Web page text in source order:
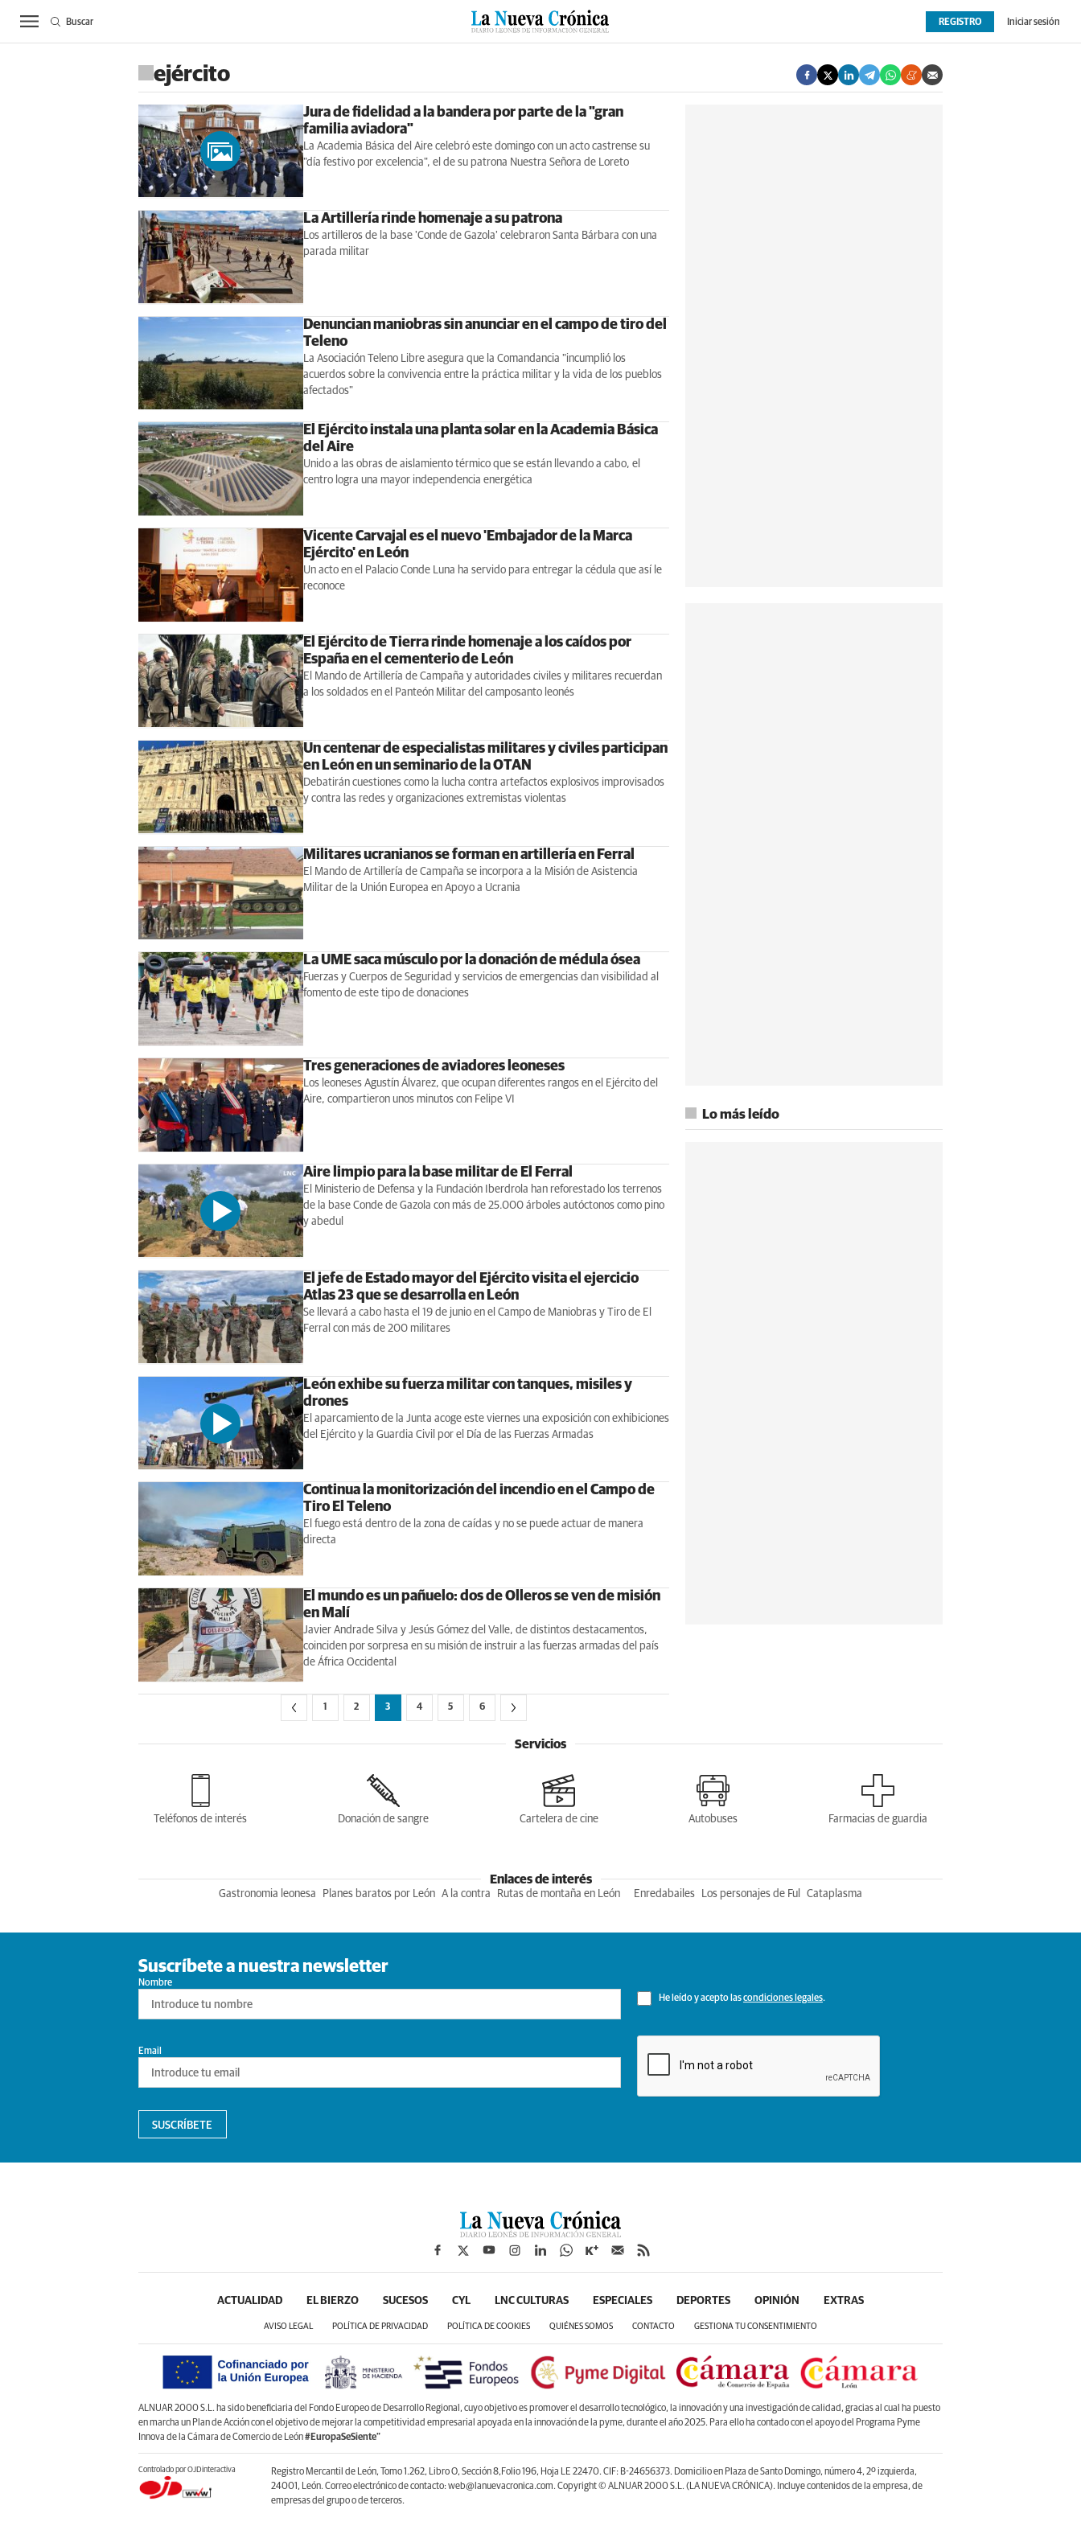
ACTUALIDAD BIERZO SUCESOS CULTURAS ESPECIALES DEPORTES OPINIÓN EXTRAS
REGISTRO Iniciar sesión
Buscar
ejército
Jura de fidelidad a la bandera por parte de la "gran
familia aviadora"
La Academia Básica del Aire celebró este domingo con un acto castrense su
"día festivo por excelencia", el de su patrona Nuestra Señora de Loreto
La Artillería rinde homenaje a su patrona
Los artilleros de la base 'Conde de Gazola' celebraron Santa Bárbara con una
parada militar
Denuncian maniobras sin anunciar en el campo de tiro del
Teleno
La Asociación Teleno Libre asegura que la Comandancia "incumplió los
acuerdos sobre la convivencia entre la práctica militar y la vida de los pueblos
afectados"
El Ejército instala una planta solar en la Academia Básica
del Aire
Unido a las obras de aislamiento térmico que se están llevando a cabo, el
centro logra una mayor independencia energética
Vicente Carvajal es el nuevo 'Embajador de la Marca
Ejército' en León
Un acto en el Palacio Conde Luna ha servido para entregar la cédula que así le
reconoce
El Ejército de Tierra rinde homenaje a los caídos por
España en el cementerio de León
El Mando de Artillería de Campaña y autoridades civiles y militares recuerdan
a los soldados en el Panteón Militar del camposanto leonés
Un centenar de especialistas militares y civiles participan
en León en un seminario de la OTAN
Debatirán cuestiones como la lucha contra artefactos explosivos improvisados
y contra las redes y organizaciones extremistas violentas
Militares ucranianos se forman en artillería en Ferral
El Mando de Artillería de Campaña se incorpora a la Misión de Asistencia
Militar de la Unión Europea en Apoyo a Ucrania
La UME saca músculo por la donación de médula ósea
Fuerzas y Cuerpos de Seguridad y servicios de emergencias dan visibilidad al
fomento de este tipo de donaciones
Tres generaciones de aviadores leoneses
Los leoneses Agustín Álvarez, que ocupan diferentes rangos en el Ejército del
Aire, compartieron unos minutos con Felipe VI
Aire limpio para la base militar de El Ferral
El Ministerio de Defensa y la Fundación Iberdrola han reforestado los terrenos
de la base Conde de Gazola con más de 25.000 árboles autóctonos como pino
y abedul
El jefe de Estado mayor del Ejército visita el ejercicio
Atlas 23 que se desarrolla en León
Se llevará a cabo hasta el 19 de junio en el Campo de Maniobras y Tiro de El
Ferral con más de 200 militares
León exhibe su fuerza militar con tanques, misiles y
drones
El aparcamiento de la Junta acoge este viernes una exposición con exhibiciones
del Ejército y la Guardia Civil por el Día de las Fuerzas Armadas
Continua la monitorización del incendio en el Campo de
Tiro El Teleno
El fuego está dentro de la zona de caídas y no se puede actuar de manera
directa
El mundo es un pañuelo: dos de Olleros se ven de misión
en Malí
Javier Andrade Silva y Jesús Gómez del Valle, de distintos destacamentos,
coinciden por sorpresa en su misión de instruir a las fuerzas armadas del país
de África Occidental
1 2 3 4 5 6
Lo más leído
Servicios
Teléfonos de interés Donación de sangre Cartelera de cine Autobuses Farmacias de guardia
Enlaces de interés
Gastronomia leonesa Planes baratos por León A la contra Rutas de montaña en León Enredabailes Los personajes de Ful Cataplasma
Suscríbete a nuestra newsletter
Nombre
He leído y acepto lascondiciones legales.
Email
SUSCRÍBETE
ACTUALIDAD EL BIERZO SUCESOS CYL LNC CULTURAS ESPECIALES DEPORTES OPINIÓN EXTRAS
AVISO LEGAL POLÍTICA DE PRIVACIDAD POLÍTICA DE COOKIES QUIÉNES SOMOS CONTACTO GESTIONA TU CONSENTIMIENTO
ALNUAR 2000 S.L. ha sido beneficiaria del Fondo Europeo de Desarrollo Regional, cuyo objetivo es promover el desarrollo tecnológico, la innovación y una investigación de calidad, gracias al cual ha puesto
en marcha un Plan de Acción con el objetivo de mejorar la competitividad empresarial apoyada en la innovación de la pyme, durante el año 2025. Para ello ha contado con el apoyo del Programa Pyme
Innova de la Cámara de Comercio de León#EuropaSeSiente”
Controlado por OJDinteractiva
Registro Mercantil de León, Tomo 1.262, Libro O, Sección 8,Folio 196, Hoja LE 22470. CIF: B-24656373. Domicilio en Plaza de Santo Domingo, número 4, 2º izquierda,
24001, León. Correo electrónico de contacto: web@lanuevacronica.com. Copyright © ALNUAR 2000 S.L. (LA NUEVA CRÓNICA). Incluye contenidos de la empresa, de
empresas del grupo o de terceros.